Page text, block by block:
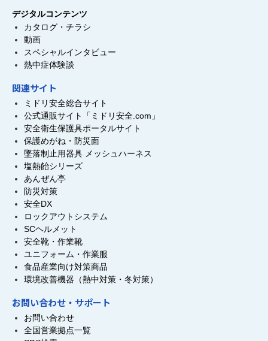
デジタルコンテンツ
カタログ・チラシ
動画
スペシャルインタビュー
熱中症体験談
関連サイト
ミドリ安全総合サイト
公式通販サイト「ミドリ安全.com」
安全衛生保護具ポータルサイト
保護めがね・防災面
墜落制止用器具 メッシュハーネス
塩熱飴シリーズ
あんぜん亭
防災対策
安全DX
ロックアウトシステム
SCヘルメット
安全靴・作業靴
ユニフォーム・作業服
食品産業向け対策商品
環境改善機器（熱中対策・冬対策）
お問い合わせ・サポート
お問い合わせ
全国営業拠点一覧